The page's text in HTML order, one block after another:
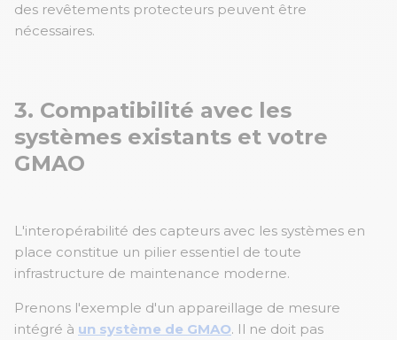
des revêtements protecteurs peuvent être
nécessaires.
3. Compatibilité avec les
systèmes existants et votre
GMAO
L'interopérabilité des capteurs avec les systèmes en
place constitue un pilier essentiel de toute
infrastructure de maintenance moderne.
Prenons l'exemple d'un appareillage de mesure
intégré à un système de GMAO. Il ne doit pas